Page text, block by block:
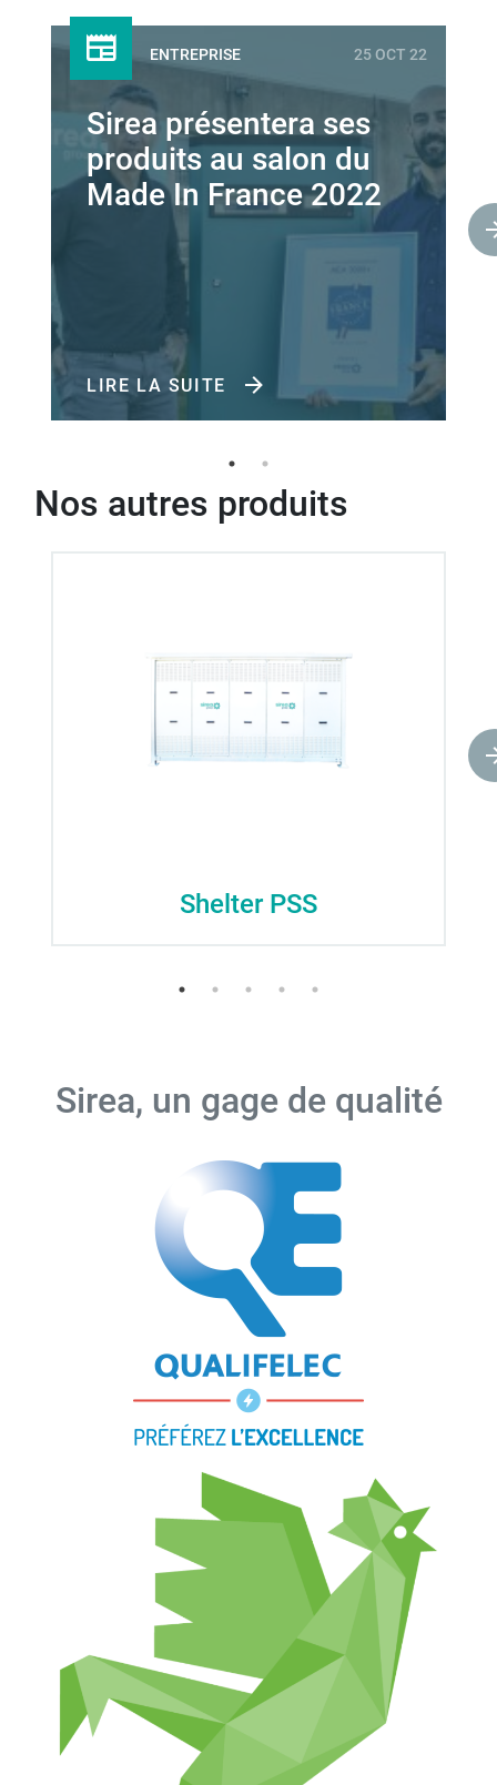
ENTREPRISE 25 OCT 22
Sirea présentera ses
produits au salon du
Made In France 2022
LIRE LA SUITE
Nos autres produits
Shelter PSS
Sirea, un gage de qualité